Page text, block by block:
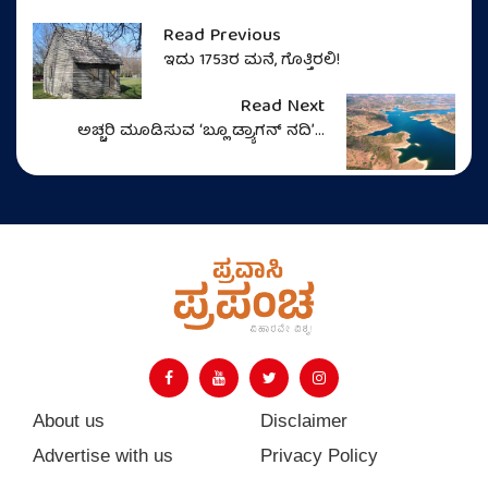
Read Previous
ಇದು 1753ರ ಮನೆ, ಗೊತ್ತಿರಲಿ!
Read Next
ಅಚ್ಚರಿ ಮೂಡಿಸುವ ʻಬ್ಲೂ ಡ್ರ್ಯಾಗನ್‌ ನದಿʼ...
About us
Advertise with us
Disclaimer
Privacy Policy